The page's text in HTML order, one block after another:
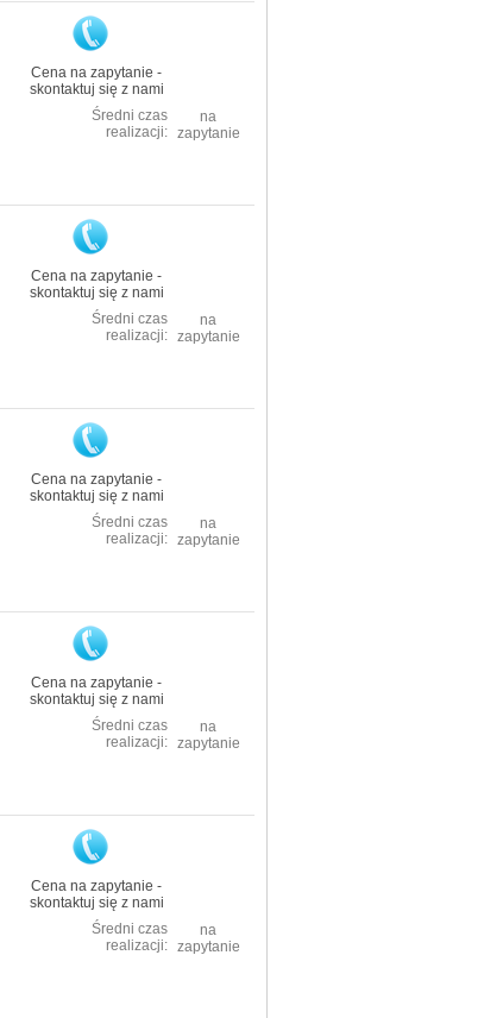
Cena na zapytanie -
skontaktuj się z nami
na
zapytanie
Średni czas
realizacji:
Cena na zapytanie -
skontaktuj się z nami
na
zapytanie
Średni czas
realizacji:
Cena na zapytanie -
skontaktuj się z nami
na
zapytanie
Średni czas
realizacji:
Cena na zapytanie -
skontaktuj się z nami
na
zapytanie
Średni czas
realizacji:
Cena na zapytanie -
skontaktuj się z nami
na
zapytanie
Średni czas
realizacji: